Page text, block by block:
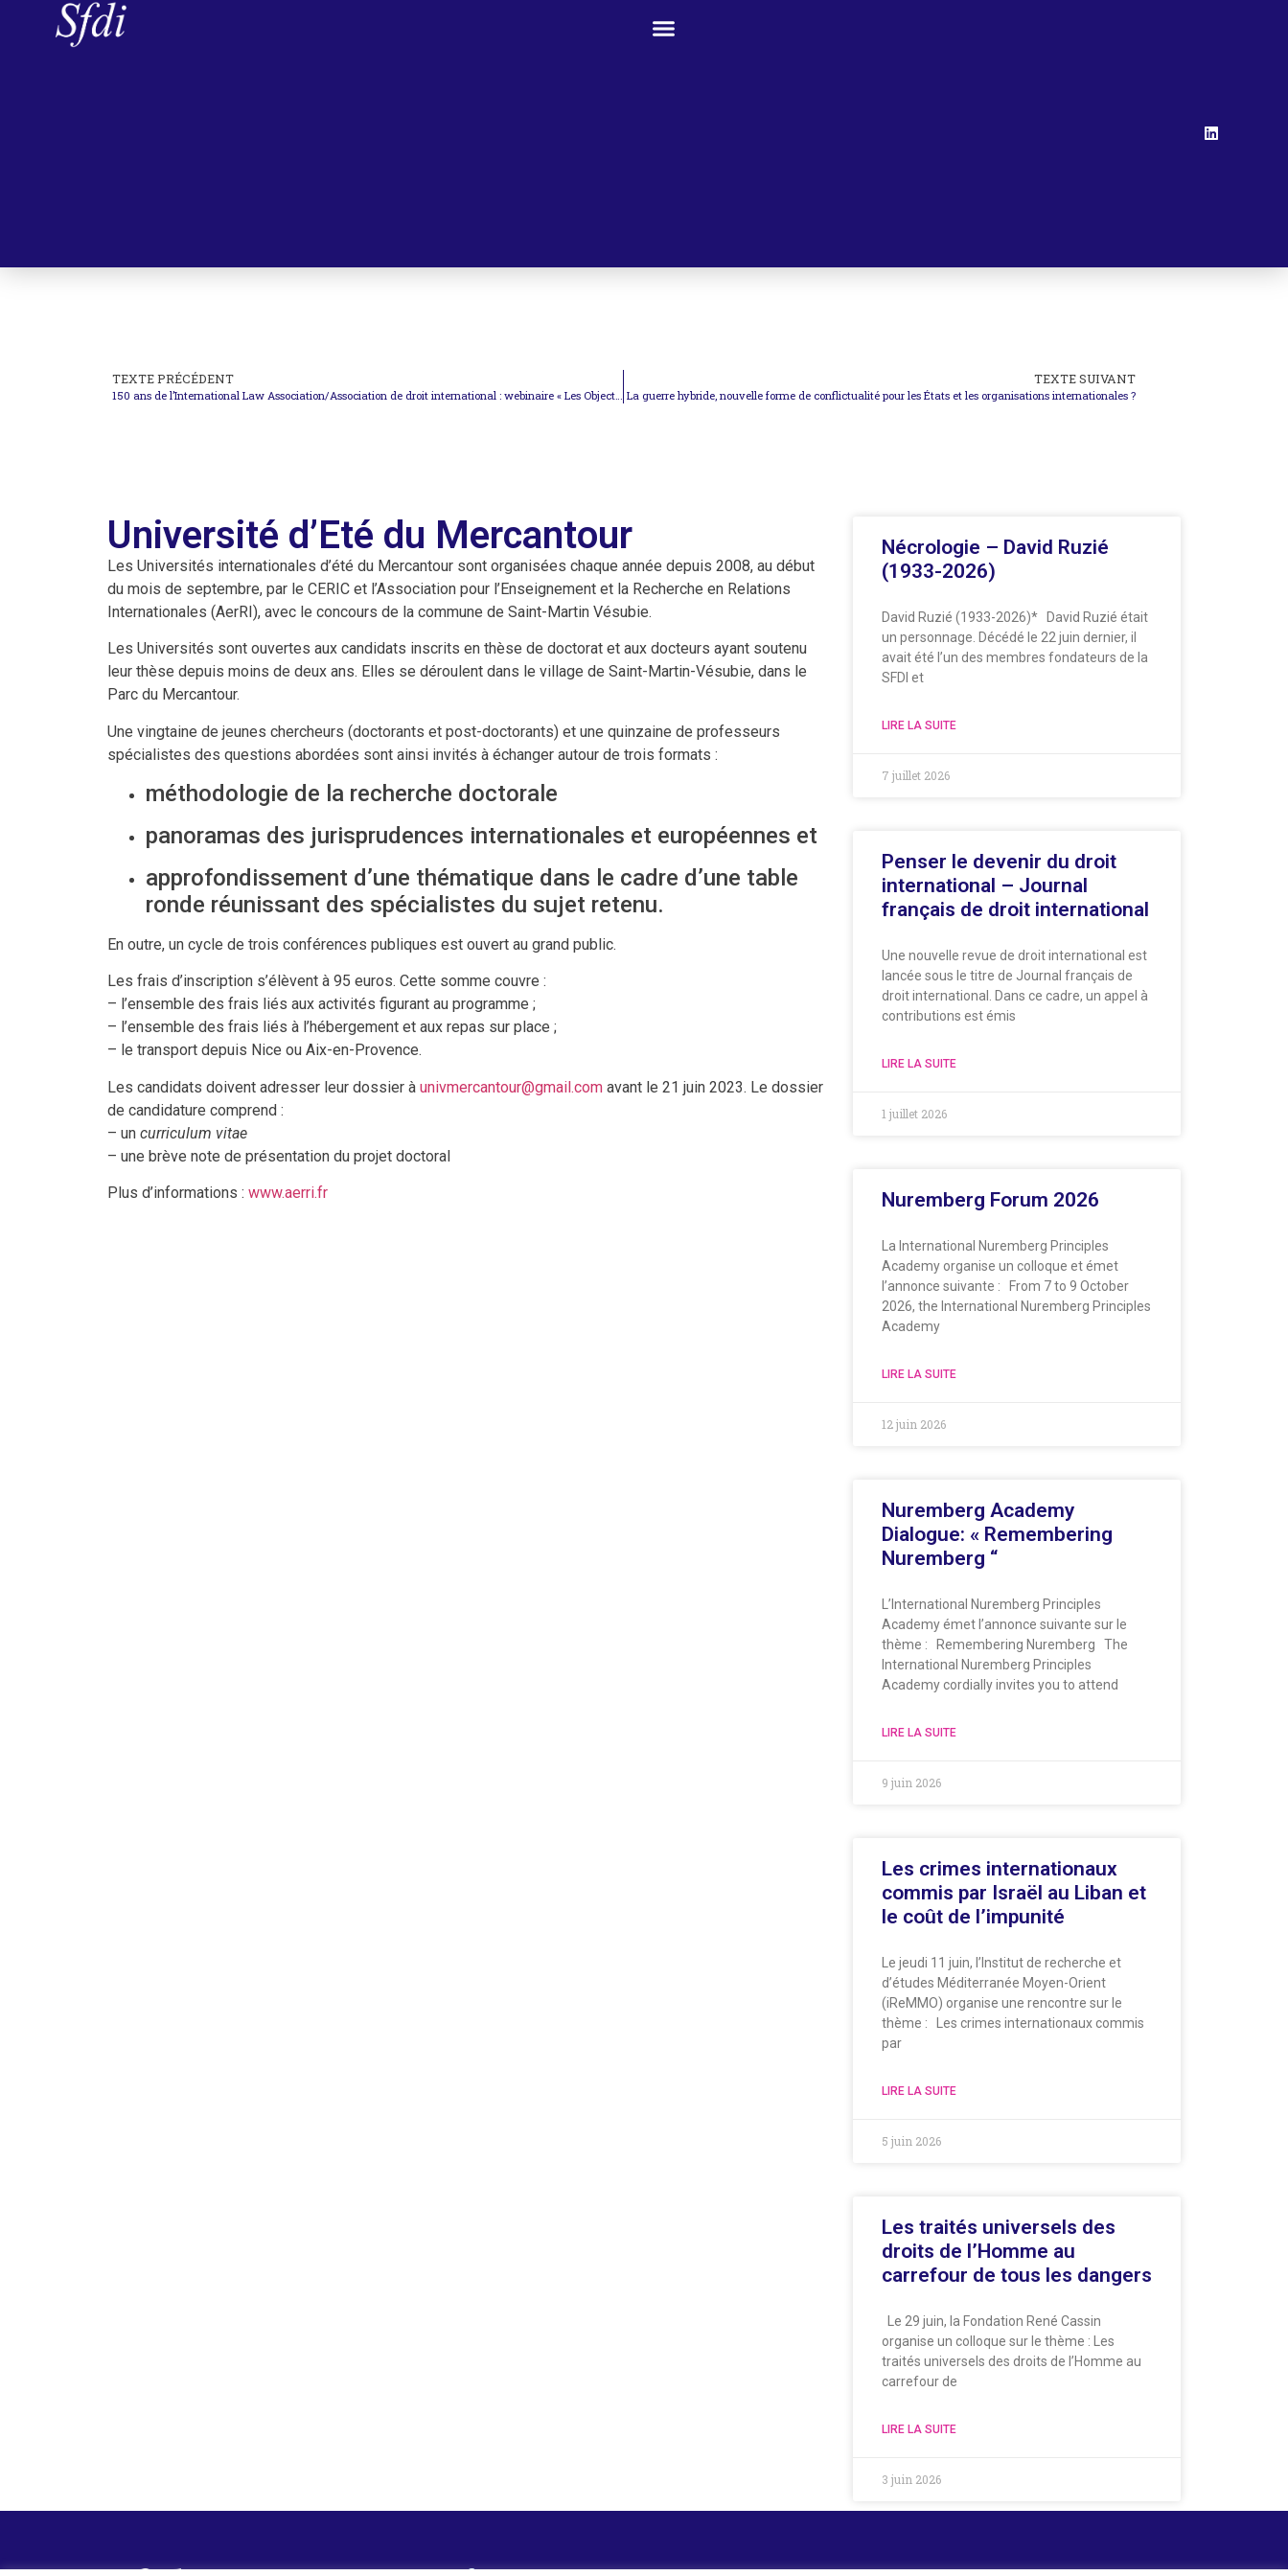
TEXTE PRÉCÉDENT
150 ans de l’International Law Association/Association de droit international : webinaire « Les Objectifs du développement durable au-delà de 2030 »
TEXTE SUIVANT
La guerre hybride, nouvelle forme de conflictualité pour les États et les organisations internationales ?
Université d’Eté du Mercantour
Les Universités internationales d’été du Mercantour sont organisées chaque année depuis 2008, au début
du mois de septembre, par le CERIC et l’Association pour l’Enseignement et la Recherche en Relations
Internationales (AerRI), avec le concours de la commune de Saint-Martin Vésubie.
Les Universités sont ouvertes aux candidats inscrits en thèse de doctorat et aux docteurs ayant soutenu
leur thèse depuis moins de deux ans. Elles se déroulent dans le village de Saint-Martin-Vésubie, dans le
Parc du Mercantour.
Une vingtaine de jeunes chercheurs (doctorants et post-doctorants) et une quinzaine de professeurs
spécialistes des questions abordées sont ainsi invités à échanger autour de trois formats :
méthodologie de la recherche doctorale
panoramas des jurisprudences internationales et européennes et
approfondissement d’une thématique dans le cadre d’une table
ronde réunissant des spécialistes du sujet retenu.
En outre, un cycle de trois conférences publiques est ouvert au grand public.
Les frais d’inscription s’élèvent à 95 euros. Cette somme couvre :
– l’ensemble des frais liés aux activités figurant au programme ;
– l’ensemble des frais liés à l’hébergement et aux repas sur place ;
– le transport depuis Nice ou Aix-en-Provence.
Les candidats doivent adresser leur dossier à univmercantour@gmail.com avant le 21 juin 2023. Le dossier
de candidature comprend :
– un curriculum vitae
– une brève note de présentation du projet doctoral
Plus d’informations : www.aerri.fr
Nécrologie – David Ruzié
(1933-2026)
David Ruzié (1933-2026)* David Ruzié était
un personnage. Décédé le 22 juin dernier, il
avait été l’un des membres fondateurs de la
SFDI et
LIRE LA SUITE
7 juillet 2026
Penser le devenir du droit
international – Journal
français de droit international
Une nouvelle revue de droit international est
lancée sous le titre de Journal français de
droit international. Dans ce cadre, un appel à
contributions est émis
LIRE LA SUITE
1 juillet 2026
Nuremberg Forum 2026
La International Nuremberg Principles
Academy organise un colloque et émet
l’annonce suivante : From 7 to 9 October
2026, the International Nuremberg Principles
Academy
LIRE LA SUITE
12 juin 2026
Nuremberg Academy
Dialogue: « Remembering
Nuremberg “
L’International Nuremberg Principles
Academy émet l’annonce suivante sur le
thème : Remembering Nuremberg The
International Nuremberg Principles
Academy cordially invites you to attend
LIRE LA SUITE
9 juin 2026
Les crimes internationaux
commis par Israël au Liban et
le coût de l’impunité
Le jeudi 11 juin, l’Institut de recherche et
d’études Méditerranée Moyen-Orient
(iReMMO) organise une rencontre sur le
thème : Les crimes internationaux commis
par
LIRE LA SUITE
5 juin 2026
Les traités universels des
droits de l’Homme au
carrefour de tous les dangers
Le 29 juin, la Fondation René Cassin
organise un colloque sur le thème : Les
traités universels des droits de l’Homme au
carrefour de
LIRE LA SUITE
3 juin 2026